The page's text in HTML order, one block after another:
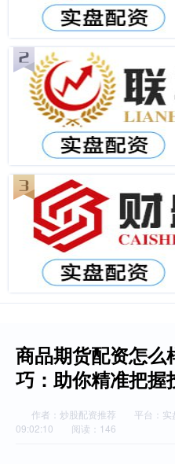
商品期货配资怎么
巧：助你精准把握
作者：炒股配资推荐 平台：实
09:02:10
阅读：146